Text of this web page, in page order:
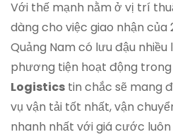
Với thế mạnh nằm ở vị trí
dàng cho việc giao nhận của
Quảng Nam có lưu đậu nhiều
phương tiện hoạt động trong
Logistics tin chắc sẽ mang
vụ vận tải tốt nhất, vận
nhanh nhất với giá cước